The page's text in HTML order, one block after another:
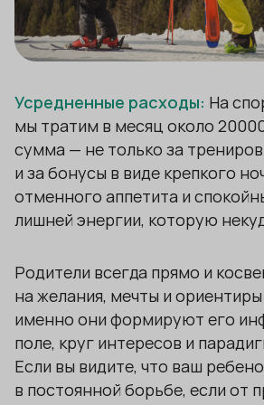
Усредненные расходы: На
мы тратим в месяц около
сумма — не только за
и за бонусы в виде крепкого
отменного аппетита и
лишней энергии, которую
Родители всегда прямо и
на желания, мечты и
именно они формируют его
поле, круг интересов и
Если вы видите, что ваш
в постоянной борьбе, если от